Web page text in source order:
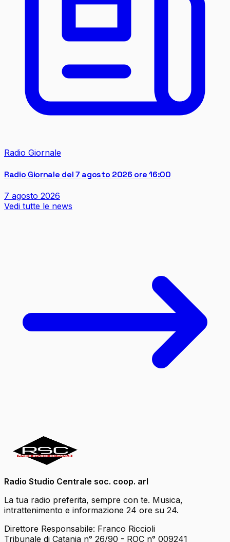
Radio Giornale
Radio Giornale del 7 agosto 2026 ore 16:00
7 agosto 2026
Vedi tutte le news
Radio Studio Centrale soc. coop. arl
La tua radio preferita, sempre con te. Musica,
intrattenimento e informazione 24 ore su 24.
Direttore Responsabile: Franco Riccioli
Tribunale di Catania n° 26/90 - ROC n° 009241